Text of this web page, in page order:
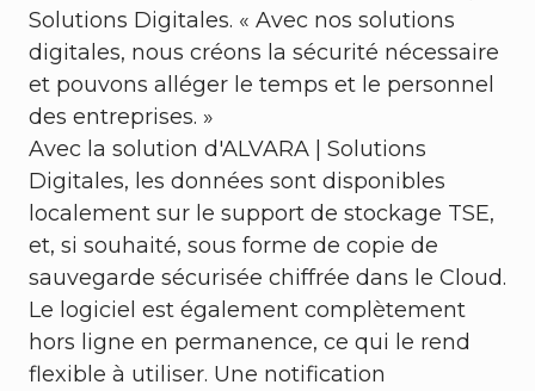
Solutions Digitales. « Avec nos solutions
digitales, nous créons la sécurité nécessaire
et pouvons alléger le temps et le personnel
des entreprises. »
Avec la solution d'ALVARA | Solutions
Digitales, les données sont disponibles
localement sur le support de stockage TSE,
et, si souhaité, sous forme de copie de
sauvegarde sécurisée chiffrée dans le Cloud.
Le logiciel est également complètement
hors ligne en permanence, ce qui le rend
flexible à utiliser. Une notification